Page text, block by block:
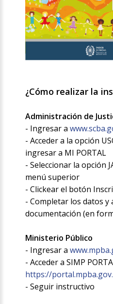
¿Cómo realizar la
Administración de
- Ingresar a
- Acceder a la opción
ingresar a MI PORTAL
- Seleccionar la opción
menú superior
- Clickear el botón
- Completar los datos y
documentación (en
Ministerio Público
- Ingresar a
- Acceder a SIMP
https://
- Seguir instructivo